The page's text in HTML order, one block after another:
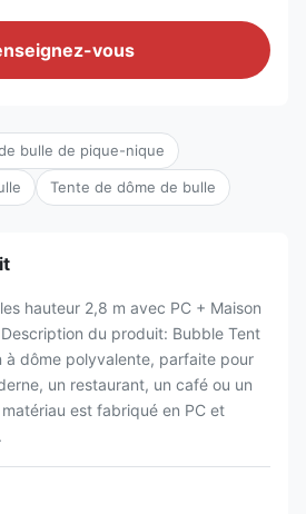
vous
bulle de pique-nique
Tente de dôme de bulle
hauteur 2,8 m avec PC + Maison
du produit: Bubble Tent
à dôme polyvalente, parfaite pour
un restaurant, un café ou un
est fabriqué en PC et